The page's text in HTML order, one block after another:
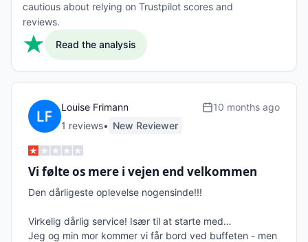
cautious about relying on Trustpilot scores and
reviews.
Read the analysis
Louise Frimann
1 reviews• New Reviewer
10 months ago
Vi følte os mere i vejen end velkommen
Den dårligeste oplevelse nogensinde!!!
Virkelig dårlig service! Især til at starte med…
Jeg og min mor kommer vi får bord ved buffeten - men